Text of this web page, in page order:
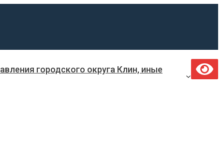
городского округа Клин, иные